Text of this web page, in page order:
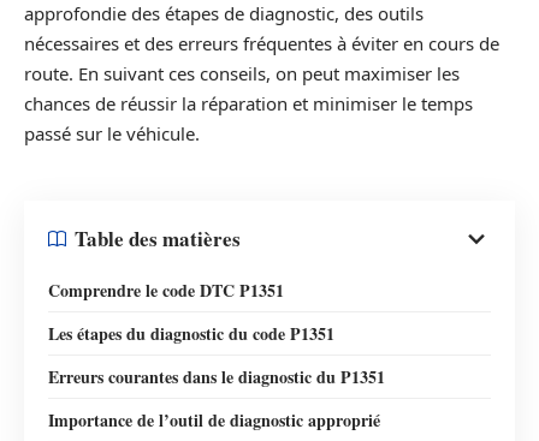
approfondie des étapes de diagnostic, des outils
nécessaires et des erreurs fréquentes à éviter en cours de
route. En suivant ces conseils, on peut maximiser les
chances de réussir la réparation et minimiser le temps
passé sur le véhicule.
Table des matières
Comprendre le code DTC P1351
Les étapes du diagnostic du code P1351
Erreurs courantes dans le diagnostic du P1351
Importance de l’outil de diagnostic approprié